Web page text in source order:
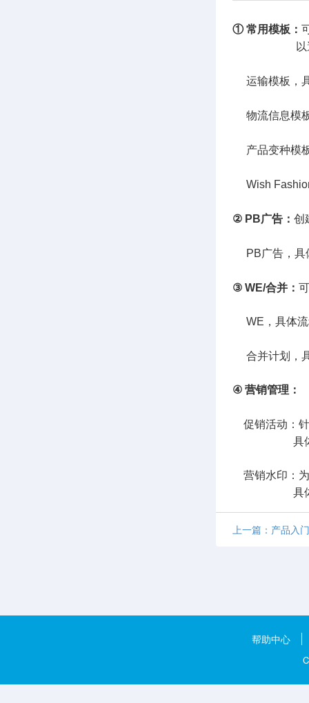
① 常用模板：
以避免相
运输模板，
物流信息模
产品变种模
Wish
② PB广告： 创
PB广告， 具
③ WE/合并：
WE，具体流
合并计划，
④ 营销管理：
促销活动：
具体流
营销水印：为
具体流
上一篇：产品入
帮助中心